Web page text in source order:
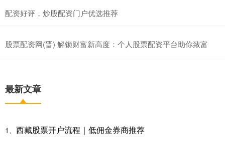
配资好评，炒股配资门户优选推荐
股票配资网(晋) 解锁财富新高度：个人股票配资平台助你致富
最新文章
1、 西藏股票开户流程｜低佣金券商推荐